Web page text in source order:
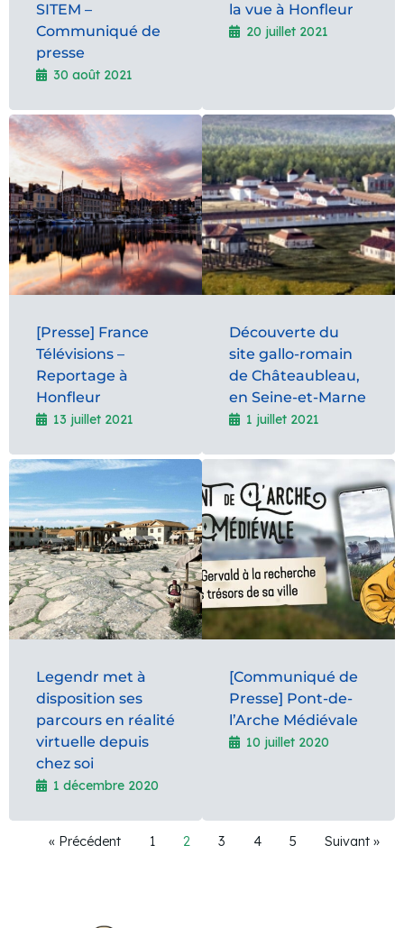
SITEM –
Communiqué de
presse
30 août 2021
la vue à Honfleur
20 juillet 2021
[Presse] France
Télévisions –
Reportage à
Honfleur
13 juillet 2021
Découverte du
site gallo-romain
de Châteaubleau,
en Seine-et-Marne
1 juillet 2021
Legendr met à
disposition ses
parcours en réalité
virtuelle depuis
chez soi
1 décembre 2020
[Communiqué de
Presse] Pont-de-
l’Arche Médiévale
10 juillet 2020
« Précédent 1 2 3 4 5 Suivant »